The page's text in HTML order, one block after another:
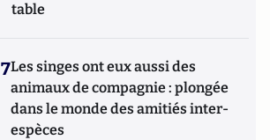
table
7Les singes ont eux aussi des
animaux de compagnie : plongée
dans le monde des amitiés inter-
espèces